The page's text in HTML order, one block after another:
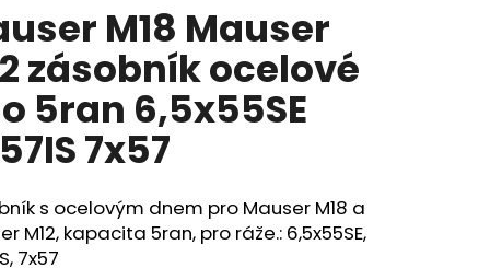
M18 Mauser
zásobník ocelové
5ran 6,5x55SE
7x57
s ocelovým dnem pro Mauser M18 a
M12, kapacita 5ran, pro ráže.: 6,5x55SE,
7x57
Následující